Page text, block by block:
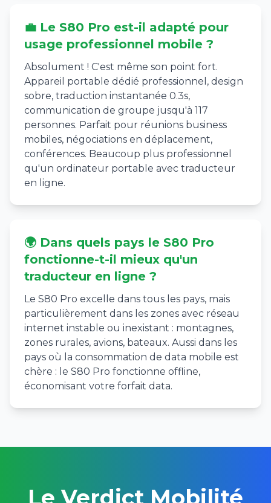
💼 Le S80 Pro est-il adapté pour
usage professionnel mobile ?
Absolument ! C'est même son point fort.
Appareil portable dédié professionnel, design
sobre, traduction instantanée 0.3s,
communication de groupe jusqu'à 117
personnes. Parfait pour réunions business
mobiles, négociations en déplacement,
conférences. Beaucoup plus professionnel
qu'un ordinateur portable avec traducteur
en ligne.
🌍 Dans quels pays le S80 Pro
fonctionne-t-il mieux qu'un
traducteur en ligne ?
Le S80 Pro excelle dans tous les pays, mais
particulièrement dans les zones avec réseau
internet instable ou inexistant : montagnes,
zones rurales, avions, bateaux. Aussi dans les
pays où la consommation de data mobile est
chère : le S80 Pro fonctionne offline,
économisant votre forfait data.
Le Verdict Mobilité